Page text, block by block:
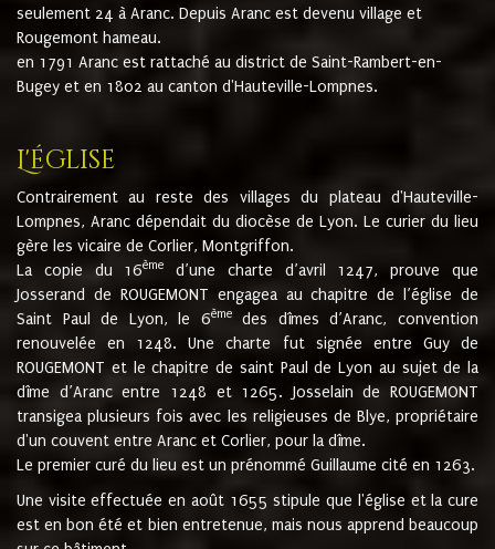
seulement 24 à Aranc. Depuis Aranc est devenu village et
Rougemont hameau.
en 1791 Aranc est rattaché au district de Saint-Rambert-en-
Bugey et en 1802 au canton d'Hauteville-Lompnes.
L'église
Contrairement au reste des villages du plateau d'Hauteville-
Lompnes, Aranc dépendait du diocèse de Lyon. Le curier du lieu
gère les vicaire de Corlier, Montgriffon.
La copie du 16ème
d’une charte d’avril 1247, prouve que
Josserand de ROUGEMONT engagea au chapitre de l’église de
Saint Paul de Lyon, le 6èmedes dîmes d’Aranc, convention
renouvelée en 1248. Une charte fut signée entre Guy de
ROUGEMONT et le chapitre de saint Paul de Lyon au sujet de la
dîme d’Aranc entre 1248 et 1265. Josselain de ROUGEMONT
transigea plusieurs fois avec les religieuses de Blye, propriétaire
d'un couvent entre Aranc et Corlier, pour la dîme.
Le premier curé du lieu est un prénommé Guillaume cité en 1263.
Une visite effectuée en août 1655 stipule que l'église et la cure
est en bon été et bien entretenue, mais nous apprend beaucoup